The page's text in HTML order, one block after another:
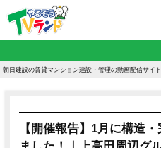
朝日建設の賃貸マンション建設・管理の動画配信サイ
【開催報告】1月に構造